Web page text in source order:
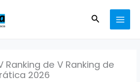
Buscar
Ranking de V Ranking de
2026